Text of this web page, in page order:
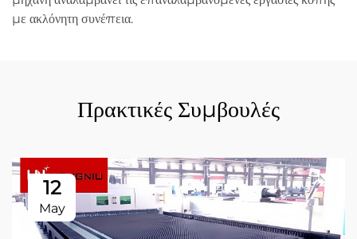
με ακλόνητη συνέπεια.
Πρακτικές Συμβουλές
12
May